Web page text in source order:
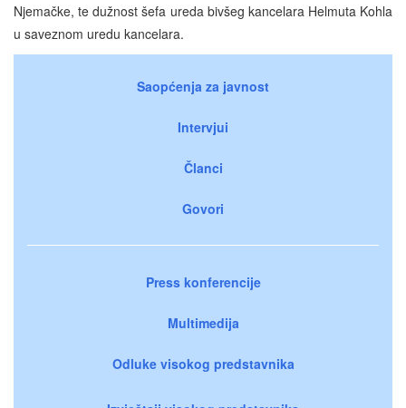
Njemačke, te dužnost šefa ureda bivšeg kancelara Helmuta Kohla
u saveznom uredu kancelara.
Saopćenja za javnost
Intervjui
Članci
Govori
Press konferencije
Multimedija
Odluke visokog predstavnika